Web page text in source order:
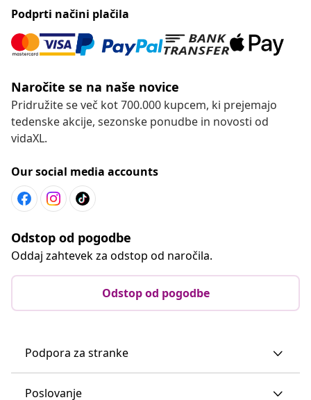
Podprti načini plačila
Naročite se na naše novice
Pridružite se več kot 700.000 kupcem, ki prejemajo
tedenske akcije, sezonske ponudbe in novosti od
vidaXL.
Our social media accounts
Odstop od pogodbe
Oddaj zahtevek za odstop od naročila.
Odstop od pogodbe
Podpora za stranke
Poslovanje